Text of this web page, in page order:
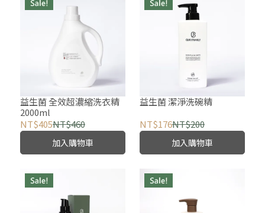
益生菌 全效超濃縮洗衣精
2000ml
NT$405NT$460
加入購物車
益生菌 潔淨洗碗精
NT$176NT$200
加入購物車